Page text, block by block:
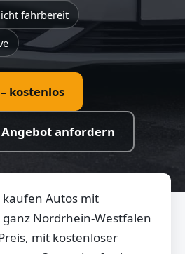
fahrbereit
kostenlos
Angebot anfordern
kaufen Autos mit
Nordrhein-Westfalen
mit kostenloser